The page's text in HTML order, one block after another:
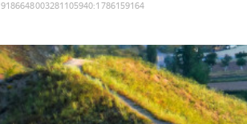
9186648003281105940:1786159164